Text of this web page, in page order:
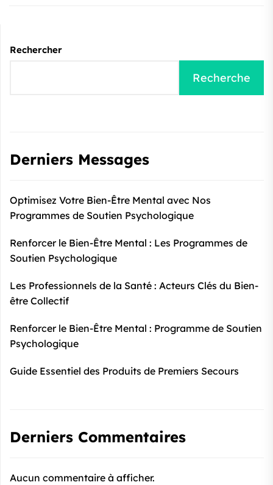
Rechercher
Recherche
Derniers Messages
Optimisez Votre Bien-Être Mental avec Nos
Programmes de Soutien Psychologique
Renforcer le Bien-Être Mental : Les Programmes de
Soutien Psychologique
Les Professionnels de la Santé : Acteurs Clés du Bien-
être Collectif
Renforcer le Bien-Être Mental : Programme de Soutien
Psychologique
Guide Essentiel des Produits de Premiers Secours
Derniers Commentaires
Aucun commentaire à afficher.